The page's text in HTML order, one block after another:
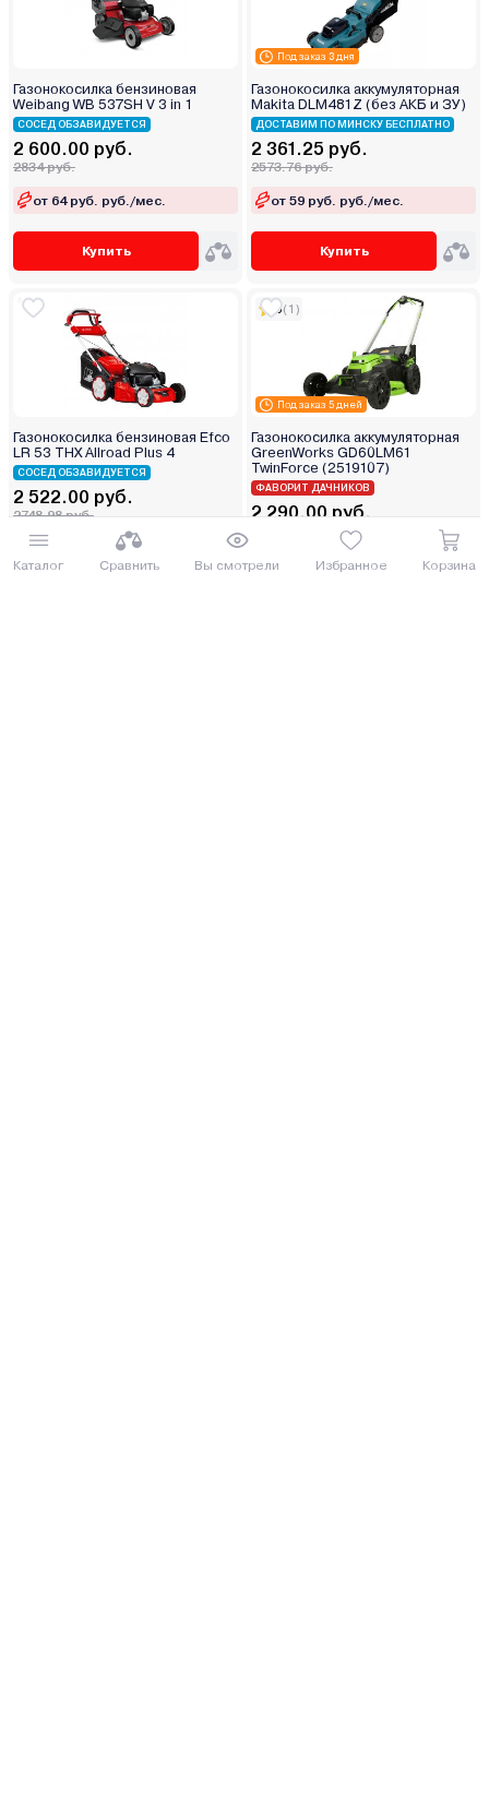
Каталог Сравнить Вы смотрели Избранное Корзина
Газонокосилка бензиновая
Weibang WB 537SH V 3 in 1
СОСЕД ОБЗАВИДУЕТСЯ
2 600.00 руб.
2834 руб.
от 64 руб. руб./мес.
Купить
Под заказ 3 дня
Газонокосилка аккумуляторная
Makita DLM481Z (без АКБ и ЗУ)
ДОСТАВИМ ПО МИНСКУ БЕСПЛАТНО
2 361.25 руб.
2573.76 руб.
от 59 руб. руб./мес.
Купить
Газонокосилка бензиновая Efco
LR 53 THX Allroad Plus 4
СОСЕД ОБЗАВИДУЕТСЯ
2 522.00 руб.
2748.98 руб.
от 63 руб. руб./мес.
Под заказ 5 дней
5(1)
Газонокосилка аккумуляторная
GreenWorks GD60LM61
TwinForce (2519107)
ФАВОРИТ ДАЧНИКОВ
2 290.00 руб.
от 57 руб. руб./мес.